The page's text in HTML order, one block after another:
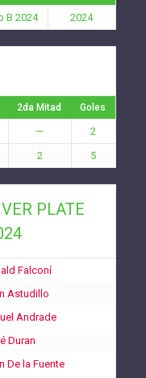
B 2024 2024
2da Mitad Goles
—
2
2 5
PLATE
Falconí
Astudillo
Andrade
Duran
De la Fuente